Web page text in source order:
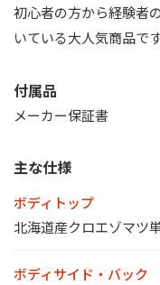
初心者の方から経験者
いている大人気商品です
付属品
メーカー保証書
主な仕様
ボディトップ
北海道産クロエゾマツ
ボディサイド・バック